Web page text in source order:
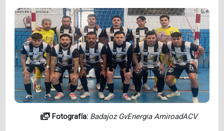
Fotografía: Badajoz GvEnergia AmiroadACV